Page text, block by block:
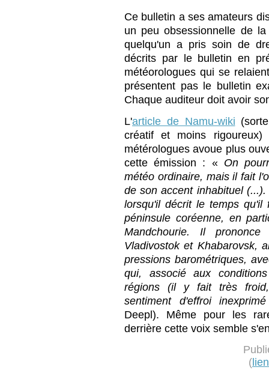
Ce bulletin a ses amateurs
un peu obsessionnelle de
quelqu'un a pris soin de
décrits par le bulletin en
météorologues qui se
présentent pas le bulletin
Chaque auditeur doit avoir
L'article de Namu-wiki
créatif et moins
métérologues avoue plus
cette émission : « On
météo ordinaire, mais il fait
de son accent inhabituel
lorsqu'il décrit le temps
péninsule coréenne, en
Mandchourie. Il
Vladivostok et Khabarovsk,
pressions barométriques,
qui, associé aux
régions (il y fait très
sentiment d'effroi
Deepl). Même pour les
derrière cette voix semble
(